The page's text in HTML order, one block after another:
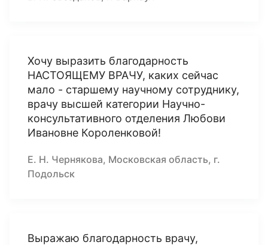
Хочу выразить благодарность
НАСТОЯЩЕМУ ВРАЧУ, каких сейчас
мало - старшему научному сотруднику,
врачу высшей категории Научно-
консультативного отделения Любови
Ивановне Короленковой!
Е. Н. Чернякова, Московская область, г.
Подольск
Выражаю благодарность врачу,